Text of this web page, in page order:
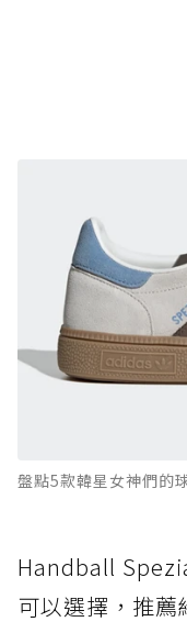
盤點5款韓星女神們的
Handball
可以選擇，推薦